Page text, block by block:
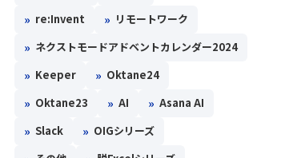
» re:Invent » リモートワーク
» ネクストモードアドベントカレンダー2024
» Keeper » Oktane24
» Oktane23 » AI » Asana AI
» Slack » OIGシリーズ